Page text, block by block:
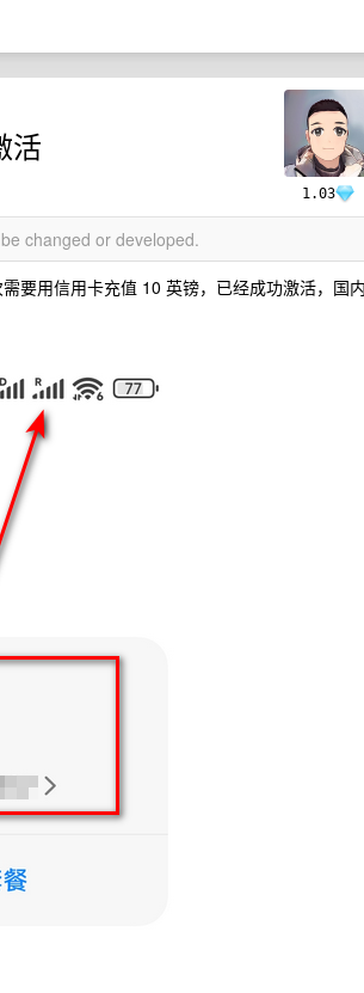
1.03
活
changed or developed.
要用信用卡充值 10 英镑，已经成功激活，国内